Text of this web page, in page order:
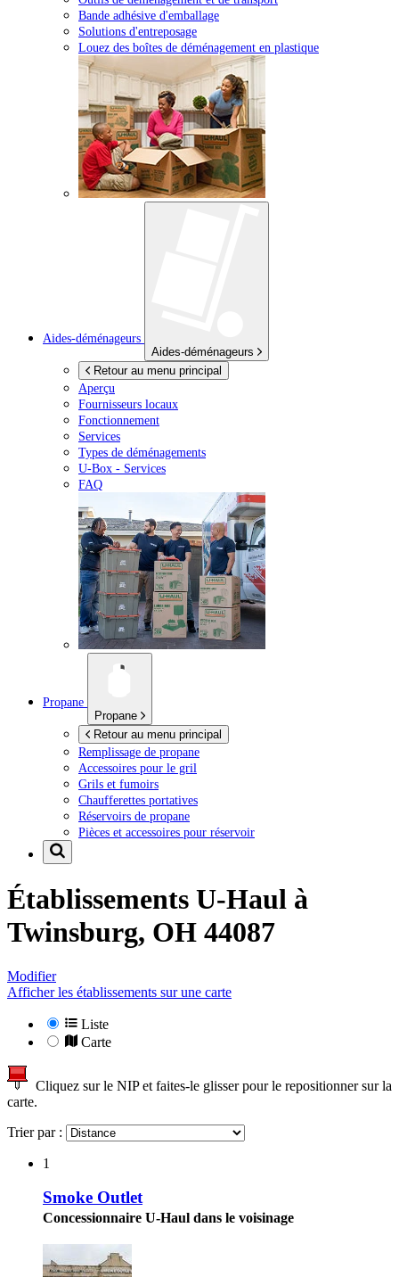
Bande adhésive d'emballage
Solutions d'entreposage
Louez des boîtes de déménagement en plastique
Aides-déménageurs
Aides-déménageurs
Retour au menu principal
Aperçu
Fournisseurs locaux
Fonctionnement
Services
Types de déménagements
U-Box - Services
FAQ
Propane
Propane
Retour au menu principal
Remplissage de propane
Accessoires pour le gril
Grils et fumoirs
Chaufferettes portatives
Réservoirs de propane
Pièces et accessoires pour réservoir
Établissements U-Haul à
Twinsburg, OH 44087
Modifier
Afficher les établissements sur une carte
Liste
Carte
Cliquez sur le NIP et faites-le glisser pour le repositionner sur la
carte.
Trier par :
1
Smoke Outlet
Concessionnaire U-Haul dans le voisinage